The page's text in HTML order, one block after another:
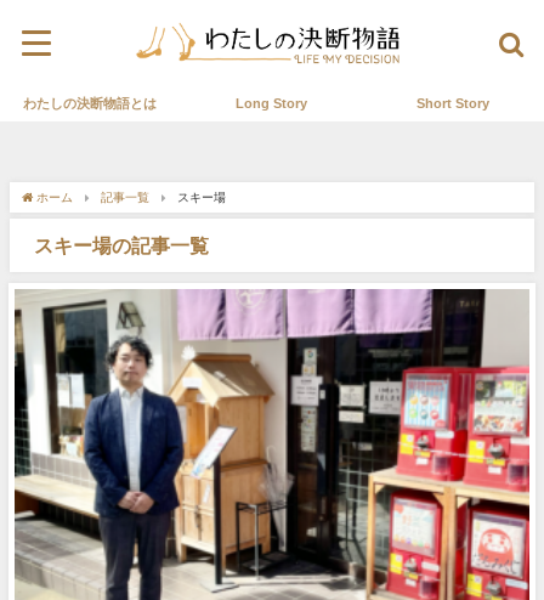
わたしの決断物語とは Long Story Short Story
ホーム 記事一覧 スキー場
スキー場の記事一覧